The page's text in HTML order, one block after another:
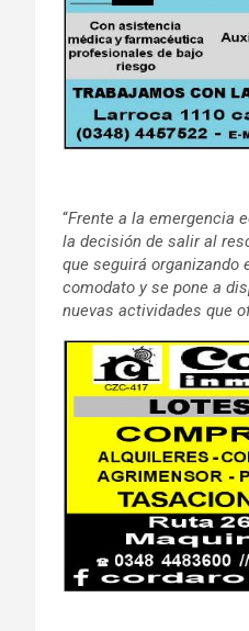
“Frente a la emergencia
la decisión de salir al
que seguirá organizando
comodato y se pone a
nuevas actividades que